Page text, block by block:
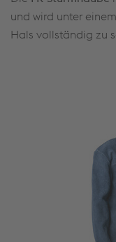
und wird unter
Hals vollständig zu